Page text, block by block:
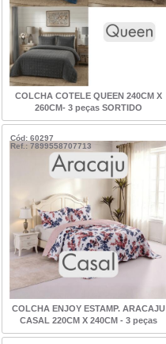
COLCHA COTELE QUEEN 240CM X
260CM- 3 peças SORTIDO
Cód: 60297
Ref.: 7899558707713
COLCHA ENJOY ESTAMP. ARACAJU
CASAL 220CM X 240CM - 3 peças